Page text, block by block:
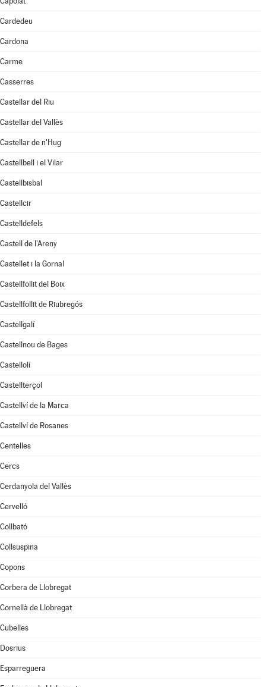
Cardedeu
Cardona
Carme
Casserres
Castellar del Riu
Castellar del Vallès
Castellar de n'Hug
Castellbell i el Vilar
Castellbisbal
Castellcir
Castelldefels
Castell de l'Areny
Castellet i la Gornal
Castellfollit del Boix
Castellfollit de Riubregós
Castellgalí
Castellnou de Bages
Castellolí
Castellterçol
Castellví de la Marca
Castellví de Rosanes
Centelles
Cercs
Cerdanyola del Vallès
Cervelló
Collbató
Collsuspina
Copons
Corbera de Llobregat
Cornellà de Llobregat
Cubelles
Dosrius
Esparreguera